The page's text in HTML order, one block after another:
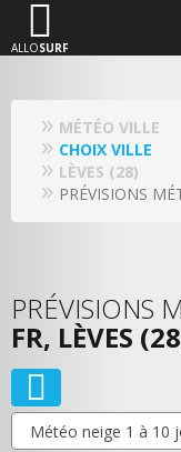
ALLOSURF
MÉTÉO VILLE
CHOIX VILLE
LÈVES (28)
PRÉVISIONS
PRÉVISIONS
FR, LÈVES